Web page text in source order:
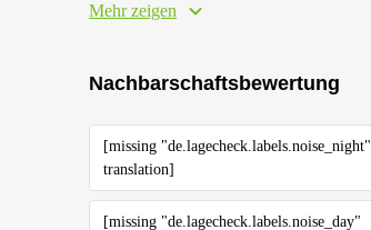
Mehr zeigen
Nachbarschaftsbewertung
[missing "de.lagecheck.labels.noise_night"
translation]
[missing "de.lagecheck.labels.noise_day"